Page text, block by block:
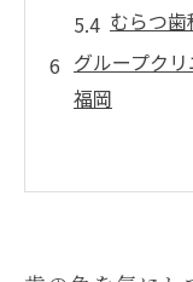
むらつ
グループク
福岡